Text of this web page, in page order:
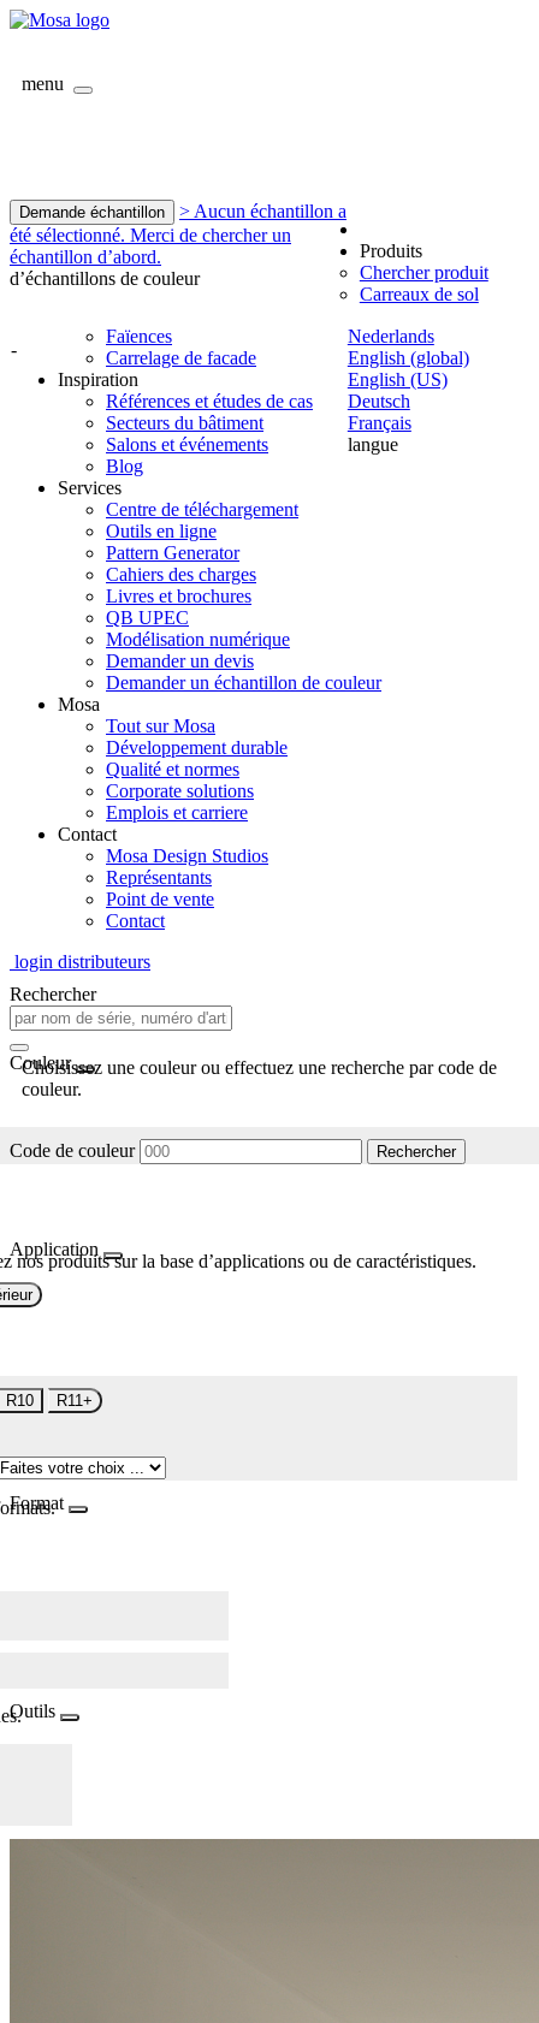
menu
Demande échantillon
> Aucun échantillon a
été sélectionné. Merci de chercher un
échantillon d’abord.
d’échantillons de couleur
-
Nederlands
English (global)
English (US)
Deutsch
Français
langue
Produits
Chercher produit
Carreaux de sol
Faïences
Carrelage de facade
Inspiration
Références et études de cas
Secteurs du bâtiment
Salons et événements
Blog
Services
Centre de téléchargement
Outils en ligne
Pattern Generator
Cahiers des charges
Livres et brochures
QB UPEC
Modélisation numérique
Demander un devis
Demander un échantillon de couleur
Mosa
Tout sur Mosa
Développement durable
Qualité et normes
Corporate solutions
Emplois et carriere
Contact
Mosa Design Studios
Représentants
Point de vente
Contact
login distributeurs
Rechercher
Couleur
Choisissez une couleur ou effectuez une recherche par code de
couleur.
Code de couleur Rechercher
Application
nos produits sur la base d’applications ou de caractéristiques.
R10 R11+
Format
Outils